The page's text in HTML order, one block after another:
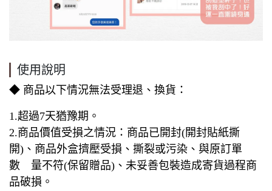
使用說明
◆ 商品以下情況無法受理退、換貨：
1.超過7天猶豫期。
2.商品價值受損之情況：商品已開封(開封貼紙撕
開)、商品外盒擠壓受損、撕裂或污染、與原訂單
數 量不符(保留贈品)、未妥善包裝造成寄貨過程商
品破損。